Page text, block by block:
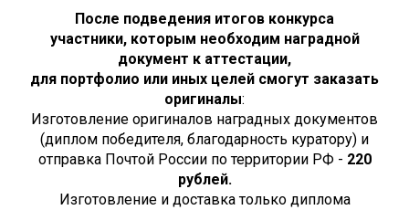
После подведения итогов конкурса
участники, которым необходим наградной
документ к аттестации,
для портфолио или иных целей смогут заказать
оригиналы:
Изготовление оригиналов наградных документов
(диплом победителя, благодарность куратору) и
отправка Почтой России по территории РФ - 220
рублей.
Изготовление и доставка только диплома